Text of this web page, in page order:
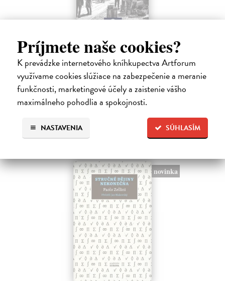
Príjmete naše cookies?
K prevádzke internetového kníhkupectva Artforum
využívame cookies slúžiace na zabezpečenie a meranie
funkčnosti, marketingové účely a zaistenie vášho
maximálneho pohodlia a spokojnosti.
SÚHLASÍM
NASTAVENIA
Memoár o chudobě
Tocqueville Alexis de| Kniha
První český překlad méně známého díla jedné z nejvýznamnějších
osobností evropské politické filosofie 19. století je doplněn obšírnými
komentáři Ivo Budila, Jana Kellera a Gertrudy Himmelfalberové.
Od…
Na sklade ?
6,60 € ?
novinka